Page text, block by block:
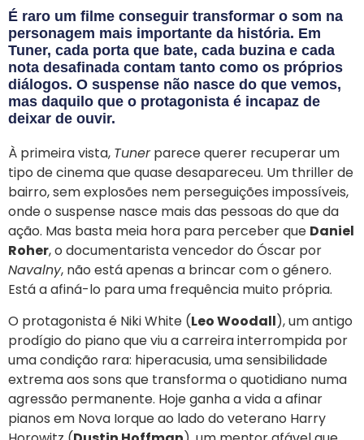
É raro um filme conseguir transformar o som na
personagem mais importante da história. Em
Tuner, cada porta que bate, cada buzina e cada
nota desafinada contam tanto como os próprios
diálogos. O suspense não nasce do que vemos,
mas daquilo que o protagonista é incapaz de
deixar de ouvir.
À primeira vista, Tunerparece querer recuperar um
tipo de cinema que quase desapareceu. Um thriller de
bairro, sem explosões nem perseguições impossíveis,
onde o suspense nasce mais das pessoas do que da
ação. Mas basta meia hora para perceber que Daniel
Roher, o documentarista vencedor do Óscar por
Navalny, não está apenas a brincar com o género.
Está a afiná-lo para uma frequência muito própria.
O protagonista é Niki White (Leo Woodall), um antigo
prodígio do piano que viu a carreira interrompida por
uma condição rara: hiperacusia, uma sensibilidade
extrema aos sons que transforma o quotidiano numa
agressão permanente. Hoje ganha a vida a afinar
pianos em Nova Iorque ao lado do veterano Harry